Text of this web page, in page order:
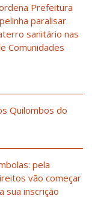
Prefeitura
paralisar
sanitário nas
Comunidades
Quilombos do
pela
vão começar
sua inscrição